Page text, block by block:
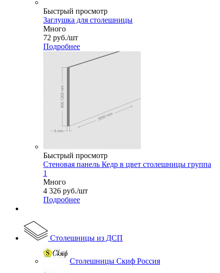
Быстрый просмотр
Заглушка для столешницы
Много
72 руб./шт
Подробнее
Быстрый просмотр
Стеновая панель Кедр в цвет столешницы группа
1
Много
4 326 руб./шт
Подробнее
Столешницы из ДСП
Столешницы Скиф Россия